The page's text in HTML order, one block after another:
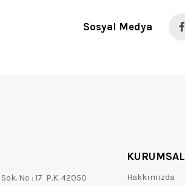
Sosyal Medya
No : 17 P.K. 42050
KURUMSAL
Hakkımızda